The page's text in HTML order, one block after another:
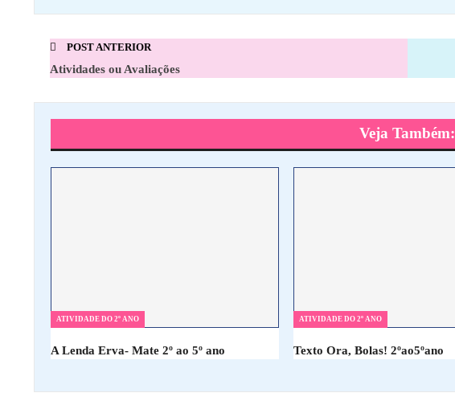
POST ANTERIOR
Atividades ou Avaliações
Veja Também:
ATIVIDADE DO 2º ANO
A Lenda Erva- Mate 2º ao 5º ano
ATIVIDADE DO 2º ANO
Texto Ora, Bolas! 2ºao5ºano